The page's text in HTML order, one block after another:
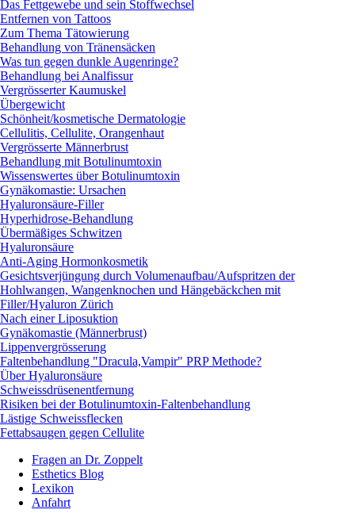
Das Fettgewebe und sein Stoffwechsel
Entfernen von Tattoos
Zum Thema Tätowierung
Behandlung von Tränensäcken
Was tun gegen dunkle Augenringe?
Behandlung bei Analfissur
Vergrösserter Kaumuskel
Übergewicht
Schönheit/kosmetische Dermatologie
Cellulitis, Cellulite, Orangenhaut
Vergrösserte Männerbrust
Behandlung mit Botulinumtoxin
Wissenswertes über Botulinumtoxin
Gynäkomastie: Ursachen
Hyaluronsäure-Filler
Hyperhidrose-Behandlung
Übermäßiges Schwitzen
Hyaluronsäure
Anti-Aging Hormonkosmetik
Gesichtsverjüngung durch Volumenaufbau/Aufspritzen der
Hohlwangen, Wangenknochen und Hängebäckchen mit
Filler/Hyaluron Zürich
Nach einer Liposuktion
Gynäkomastie (Männerbrust)
Lippenvergrösserung
Faltenbehandlung "Dracula,Vampir" PRP Methode?
Über Hyaluronsäure
Schweissdrüsenentfernung
Risiken bei der Botulinumtoxin-Faltenbehandlung
Lästige Schweissflecken
Fettabsaugen gegen Cellulite
Fragen an Dr. Zoppelt
Esthetics Blog
Lexikon
Anfahrt